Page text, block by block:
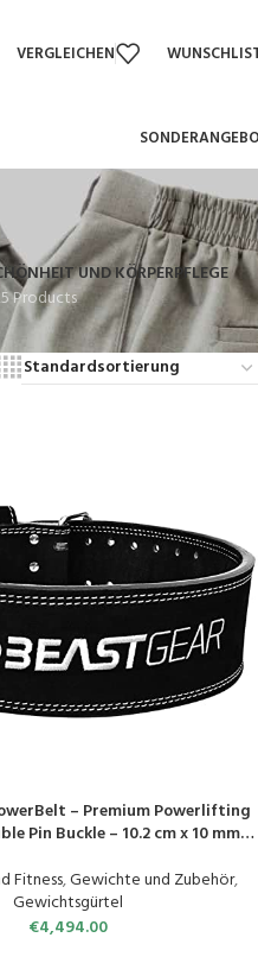
VERGLEICHEN
UND KÖRPERPFLEGE
Products
– Premium Powerlifting
Pin Buckle – 10.2 cm x 10 mm
Fitness,Gewichte und Zubehör,
Gewichtsgürtel
€4,494.00